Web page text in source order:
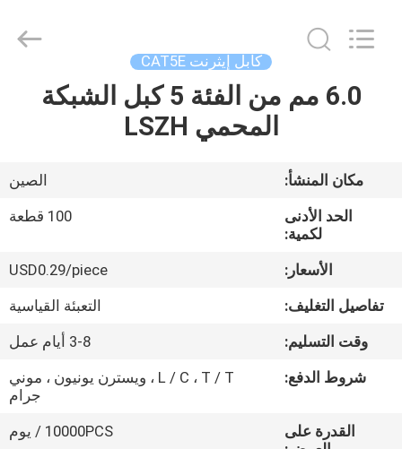
الصفحة
منتجات
معلومات
جولة
المعمل
WanyYi Telecom Tech Co.,Limited.
كابل إيثرنت CAT5E
6.0 مم من الفئة 5 كبل الشبكة
المحمي LSZH
مكان المنشأ:
الصين
الحد الأدنى
لكمية:
100 قطعة
الأسعار:
USD0.29/piece
تفاصيل التغليف:
التعبئة القياسية
وقت التسليم:
3-8 أيام عمل
شروط الدفع:
L / C ، T / T ، ويسترن يونيون ، موني
جرام
القدرة على
10000PCS / يوم